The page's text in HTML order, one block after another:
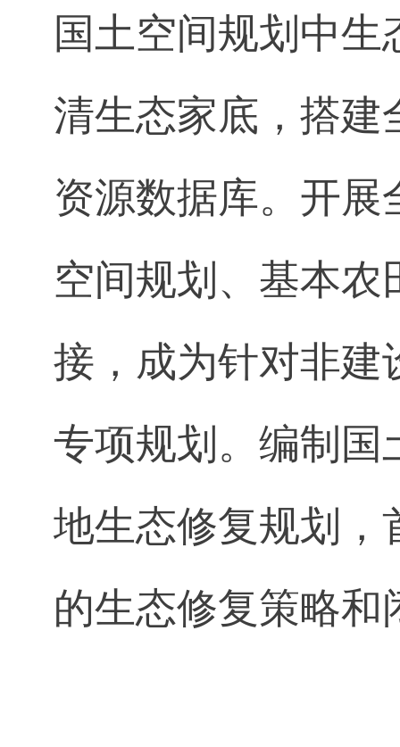
国土空间规划中
清生态家底，搭建
资源数据库。开
空间规划、基本
接，成为针对非建
专项规划。编制国
地生态修复规划，
的生态修复策略和